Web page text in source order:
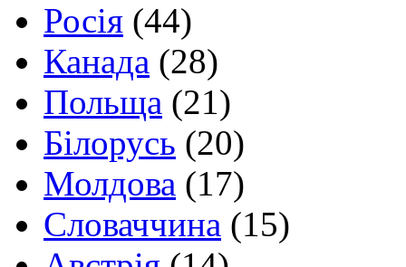
Росія (44)
Канада (28)
Польща (21)
Білорусь (20)
Молдова (17)
Словаччина (15)